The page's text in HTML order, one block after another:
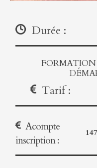
Durée :
Tarif :
Acompte
inscription :